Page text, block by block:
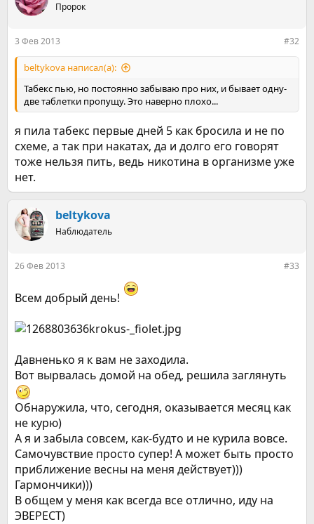
Пророк
3 Фев 2013 #32
beltykova написал(а):
Табекс пью, но постоянно забываю про них, и бывает одну-
две таблетки пропущу. Это наверно плохо...
я пила табекс первые дней 5 как бросила и не по
схеме, а так при накатах, да и долго его говорят
тоже нельзя пить, ведь никотина в организме уже
нет.
beltykova
Наблюдатель
26 Фев 2013 #33
Всем добрый день!
Давненько я к вам не заходила.
Вот вырвалась домой на обед, решила заглянуть
Обнаружила, что, сегодня, оказывается месяц как
не курю)
А я и забыла совсем, как-будто и не курила вовсе.
Самочувствие просто супер! А может быть просто
приближение весны на меня действует)))
Гармончики)))
В общем у меня как всегда все отлично, иду на
ЭВЕРЕСТ)